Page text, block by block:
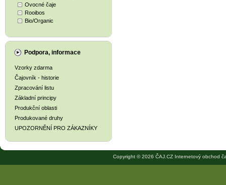
Ovocné čaje
Rooibos
Bio/Organic
Podpora, informace
Vzorky zdarma
Čajovník - historie
Zpracování listu
Základní principy
Produkční oblasti
Produkované druhy
UPOZORNĚNÍ PRO ZÁKAZNÍKY
Copyright © 2026 ČAJ.CZ Internetový obchod